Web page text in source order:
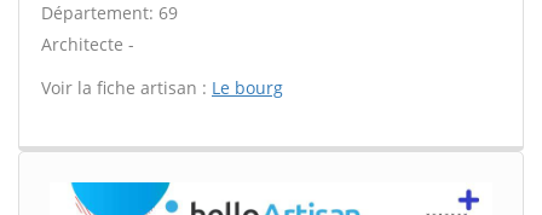
Département: 69
Architecte -
Voir la fiche artisan : Le bourg